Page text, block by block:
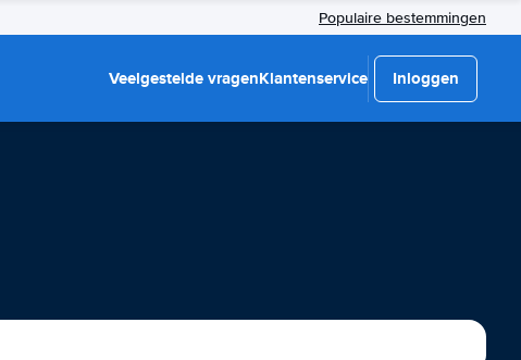
Populaire bestemmingen
Veelgestelde vragenKlantenservice Inloggen